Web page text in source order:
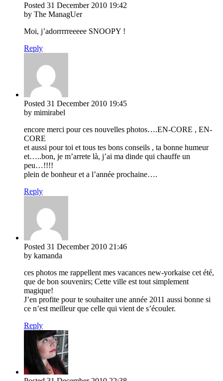
Posted 31 December 2010 19:42
by The ManagUer
Moi, j’adorrrrreeeee SNOOPY !
Reply
Posted 31 December 2010 19:45
by mimirabel
encore merci pour ces nouvelles photos….EN-CORE , EN-
CORE
et aussi pour toi et tous tes bons conseils , ta bonne humeur
et…..bon, je m’arrete là, j’ai ma dinde qui chauffe un
peu…!!!!
plein de bonheur et a l’année prochaine….
Reply
Posted 31 December 2010 21:46
by kamanda
ces photos me rappellent mes vacances new-yorkaise cet été,
que de bon souvenirs; Cette ville est tout simplement
magique!
J’en profite pour te souhaiter une année 2011 aussi bonne si
ce n’est meilleur que celle qui vient de s’écouler.
Reply